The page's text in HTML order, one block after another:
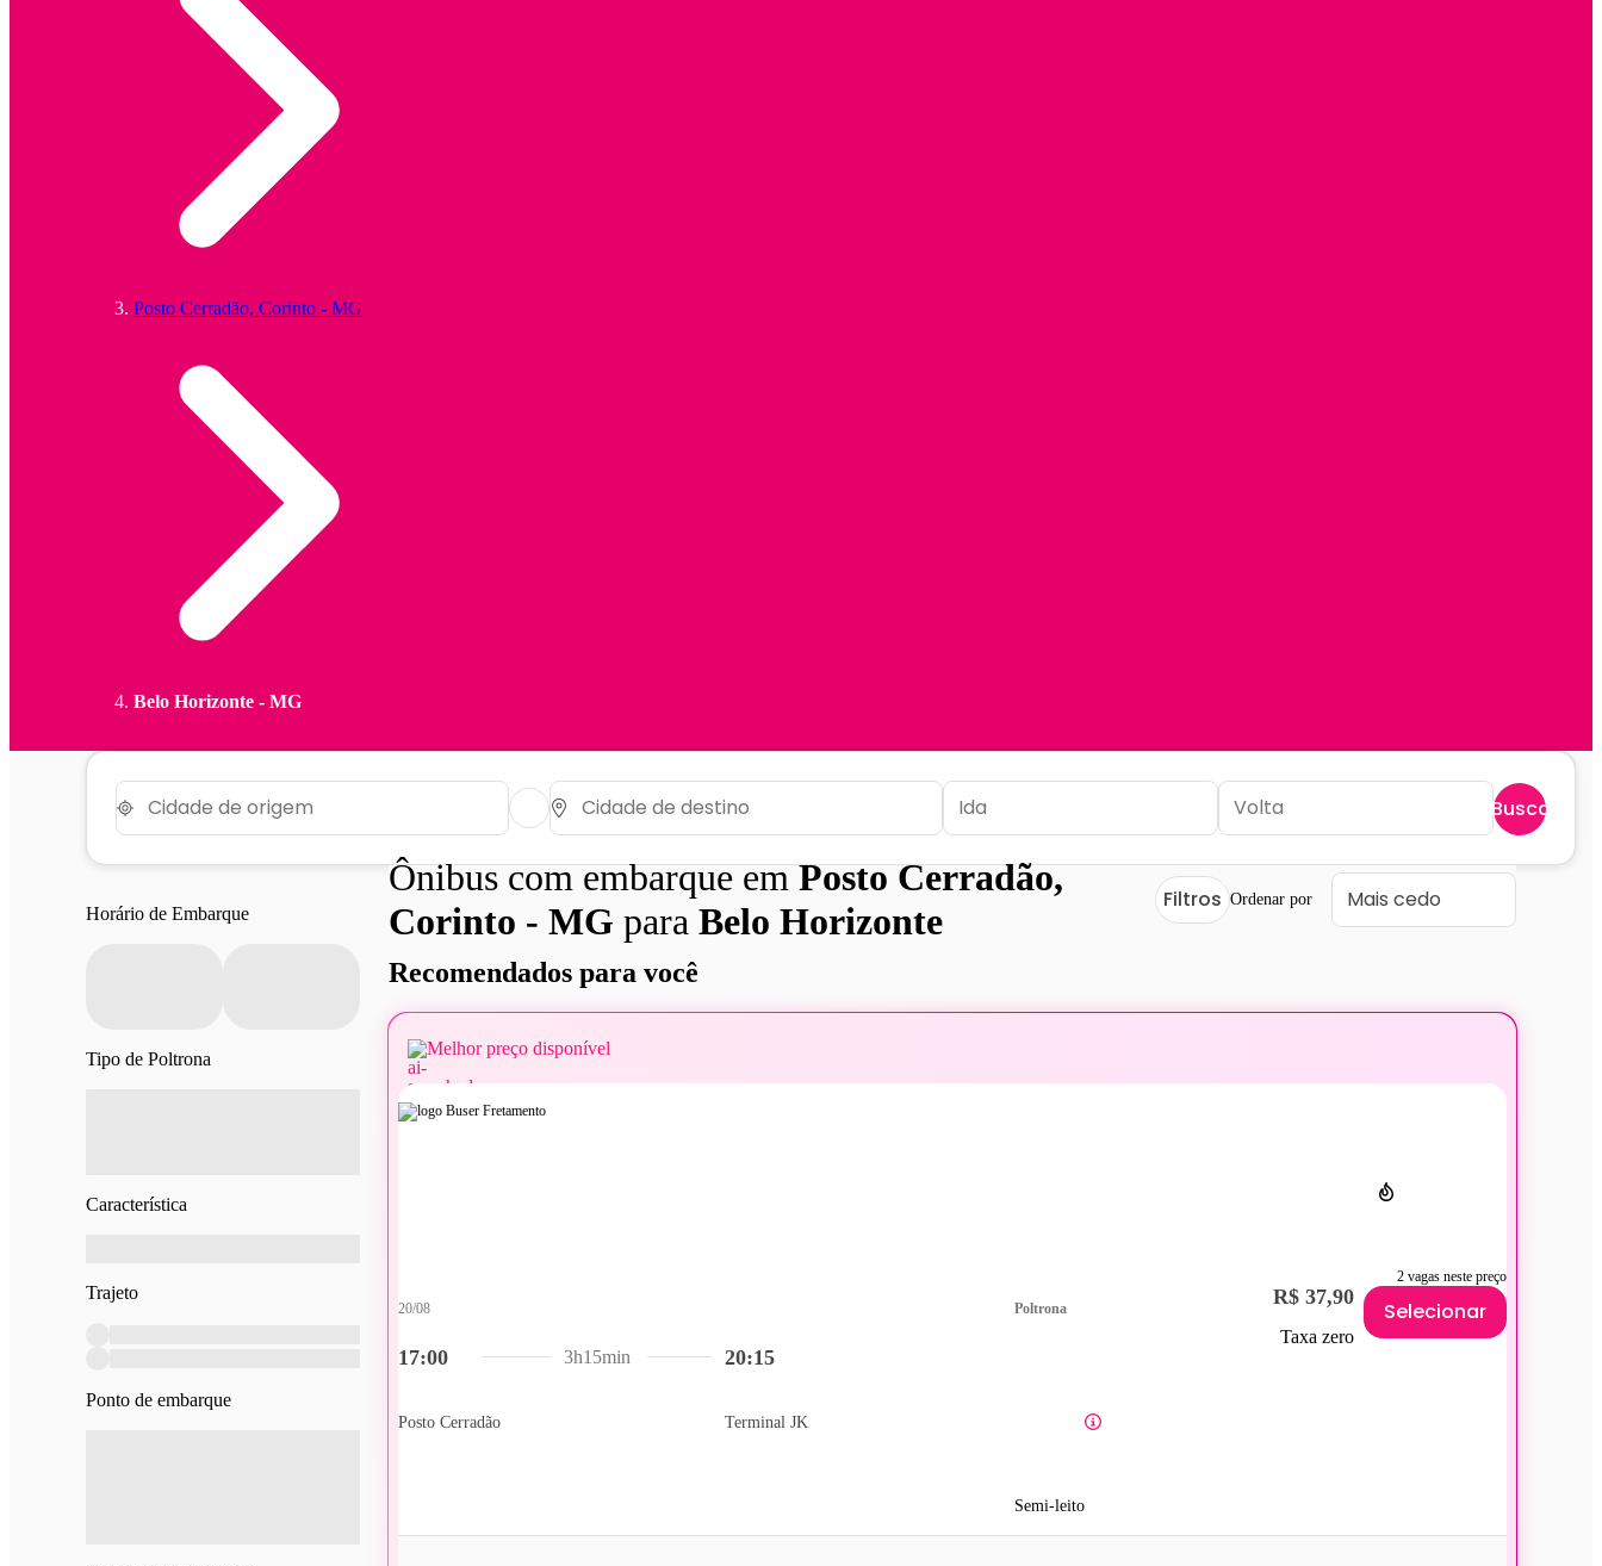
Posto Cerradão, Corinto - MG
Belo Horizonte - MG
Buscar
Horário de Embarque
Tipo de Poltrona
Característica
Trajeto
Ponto de embarque
Ônibus com embarque emPosto Cerradão,
Corinto - MG para Belo Horizonte Filtros Ordenar por
Recomendados para você
Melhor preço disponível
2 vagas neste preço
17:00
20/08
Posto Cerradão
20:15
Terminal JK
3h15min
Poltrona
Semi-leito
R$ 37,90
Taxa zero
Selecionar